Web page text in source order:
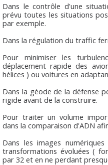
Dans le contrôle d'une
prévu toutes les situations
par exemple.
Dans la régulation du traffic
Pour minimiser les
déplacement rapide des
hélices ) ou voitures en
Dans la géode de la défense
rigide avant de la construire.
Pour traiter un volume
dans la comparaison d'ADN
Dans les images
transformations évoluées (
par 32 et en ne perdant